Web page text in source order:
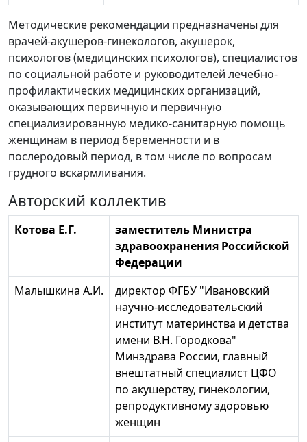
Методические рекомендации предназначены для
врачей-акушеров-гинекологов, акушерок,
психологов (медицинских психологов), специалистов
по социальной работе и руководителей лечебно-
профилактических медицинских организаций,
оказывающих первичную и первичную
специализированную медико-санитарную помощь
женщинам в период беременности и в
послеродовый период, в том числе по вопросам
грудного вскармливания.
Авторский коллектив
Котова Е.Г.
заместитель Министра
здравоохранения Российской
Федерации
Малышкина А.И.
директор ФГБУ "Ивановский
научно-исследовательский
институт материнства и детства
имени В.Н. Городкова"
Минздрава России, главный
внештатный специалист ЦФО
по акушерству, гинекологии,
репродуктивному здоровью
женщин